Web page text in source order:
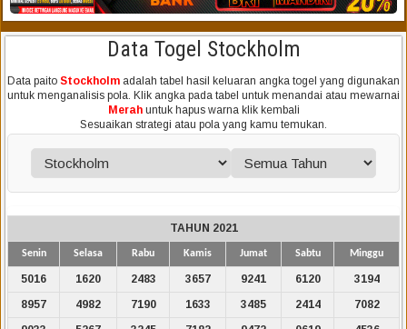
Data Togel Stockholm
Data paito Stockholm adalah tabel hasil keluaran angka togel yang digunakan
untuk menganalisis pola. Klik angka pada tabel untuk menandai atau mewarnai
Merahuntuk hapus warna klik kembali
Sesuaikan strategi atau pola yang kamu temukan.
TAHUN 2021
Senin Selasa Rabu Kamis Jumat Sabtu Minggu
5016 1620 2483 3657 9241 6120
3194
8957
4982 7190 1633 3485 2414
7082